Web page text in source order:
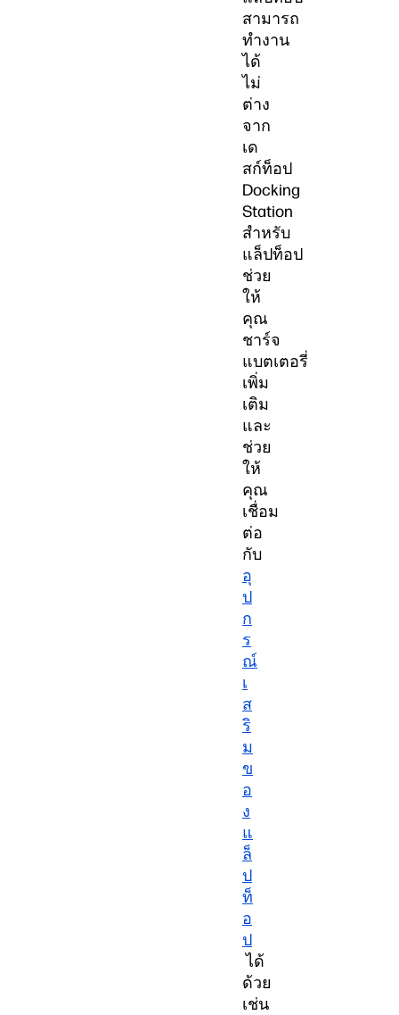
สามารถ
ทำงาน
ได้
ไม่
ต่าง
จาก
เด
สก์ท็อป
Docking
Station
สำหรับ
แล็ปท็อป
ช่วย
ให้
คุณ
ชาร์จ
แบตเตอรี่
เพิ่ม
เติม
และ
ช่วย
ให้
คุณ
เชื่อม
ต่อ
กับ
อุ
ป
ก
ร
ณ์
เ
ส
ริ
ม
ข
อ
ง
แ
ล็
ป
ท็
อ
ป
ได้
ด้วย
เช่น